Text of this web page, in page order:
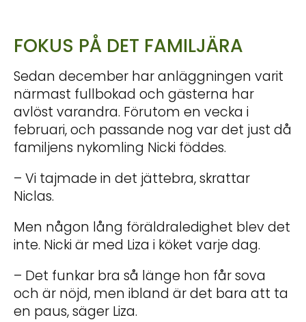
FOKUS PÅ DET FAMILJÄRA
Sedan december har anläggningen varit
närmast fullbokad och gästerna har
avlöst varandra. Förutom en vecka i
februari, och passande nog var det just då
familjens nykomling Nicki föddes.
– Vi tajmade in det jättebra, skrattar
Niclas.
Men någon lång föräldraledighet blev det
inte. Nicki är med Liza i köket varje dag.
– Det funkar bra så länge hon får sova
och är nöjd, men ibland är det bara att ta
en paus, säger Liza.